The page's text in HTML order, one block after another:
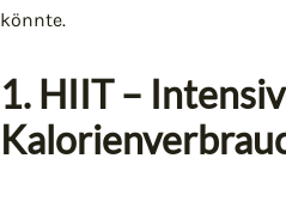
könnte.
1. HIIT –